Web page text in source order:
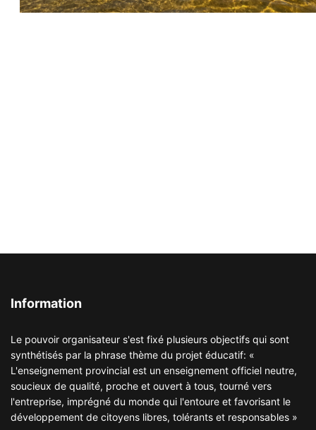
Information
Le pouvoir organisateur s'est fixé plusieurs objectifs qui sont
synthétisés par la phrase thème du projet éducatif: «
L'enseignement provincial est un enseignement officiel neutre,
soucieux de qualité, proche et ouvert à tous, tourné vers
l'entreprise, imprégné du monde qui l'entoure et favorisant le
développement de citoyens libres, tolérants et responsables »